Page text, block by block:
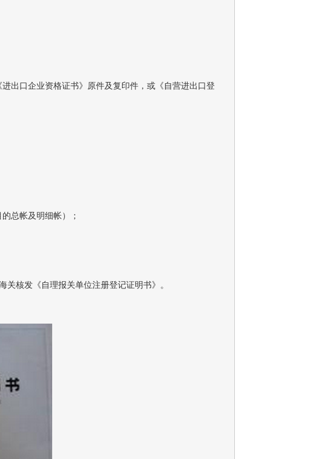
出口企业资格证书》原件及复印件，或《自营进出口登
总帐及明细帐）；
核发《自理报关单位注册登记证明书》。